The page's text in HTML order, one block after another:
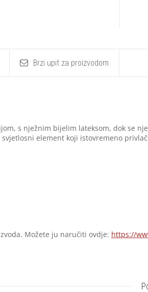
Brzi upit za proizvodom
s nježnim bijelim lateksom, dok se
element koji istovremeno
Možete ju naručiti ovdje: https://